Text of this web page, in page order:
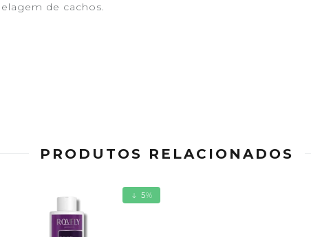
de cachos.
PRODUTOS RELACIONADOS
5%